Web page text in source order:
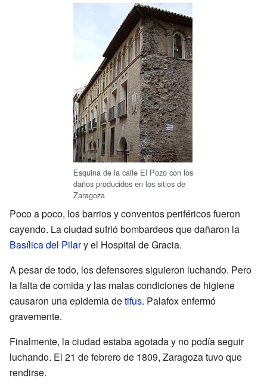
Esquina de la calle El Pozo con los
daños producidos en los sitios de
Zaragoza
Poco a poco, los barrios y conventos periféricos fueron
cayendo. La ciudad sufrió bombardeos que dañaron la
Basílica del Pilary el Hospital de Gracia.
A pesar de todo, los defensores siguieron luchando. Pero
la falta de comida y las malas condiciones de higiene
causaron una epidemia detifus. Palafox enfermó
gravemente.
Finalmente, la ciudad estaba agotada y no podía seguir
luchando. El 21 de febrero de 1809, Zaragoza tuvo que
rendirse.